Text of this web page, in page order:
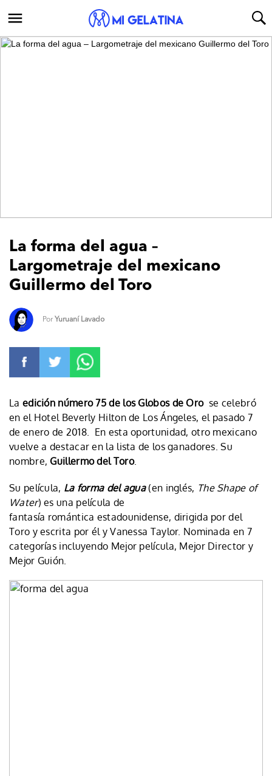
La forma del agua –
Largometraje del mexicano
Guillermo del Toro
Por Yuruaní Lavado
La edición número 75 de los Globos de Orose celebró
en el Hotel Beverly Hilton de Los Ángeles, el pasado 7
de enero de 2018. En esta oportunidad, otro mexicano
vuelve a destacar en la lista de los ganadores. Su
nombre, Guillermo del Toro.
Su película, La forma del agua(en inglés, The Shape of
Water) es una película de
fantasía romántica estadounidense, dirigida por del
Toro y escrita por él y Vanessa Taylor. Nominada en 7
categorías incluyendo Mejor película, Mejor Director y
Mejor Guión.